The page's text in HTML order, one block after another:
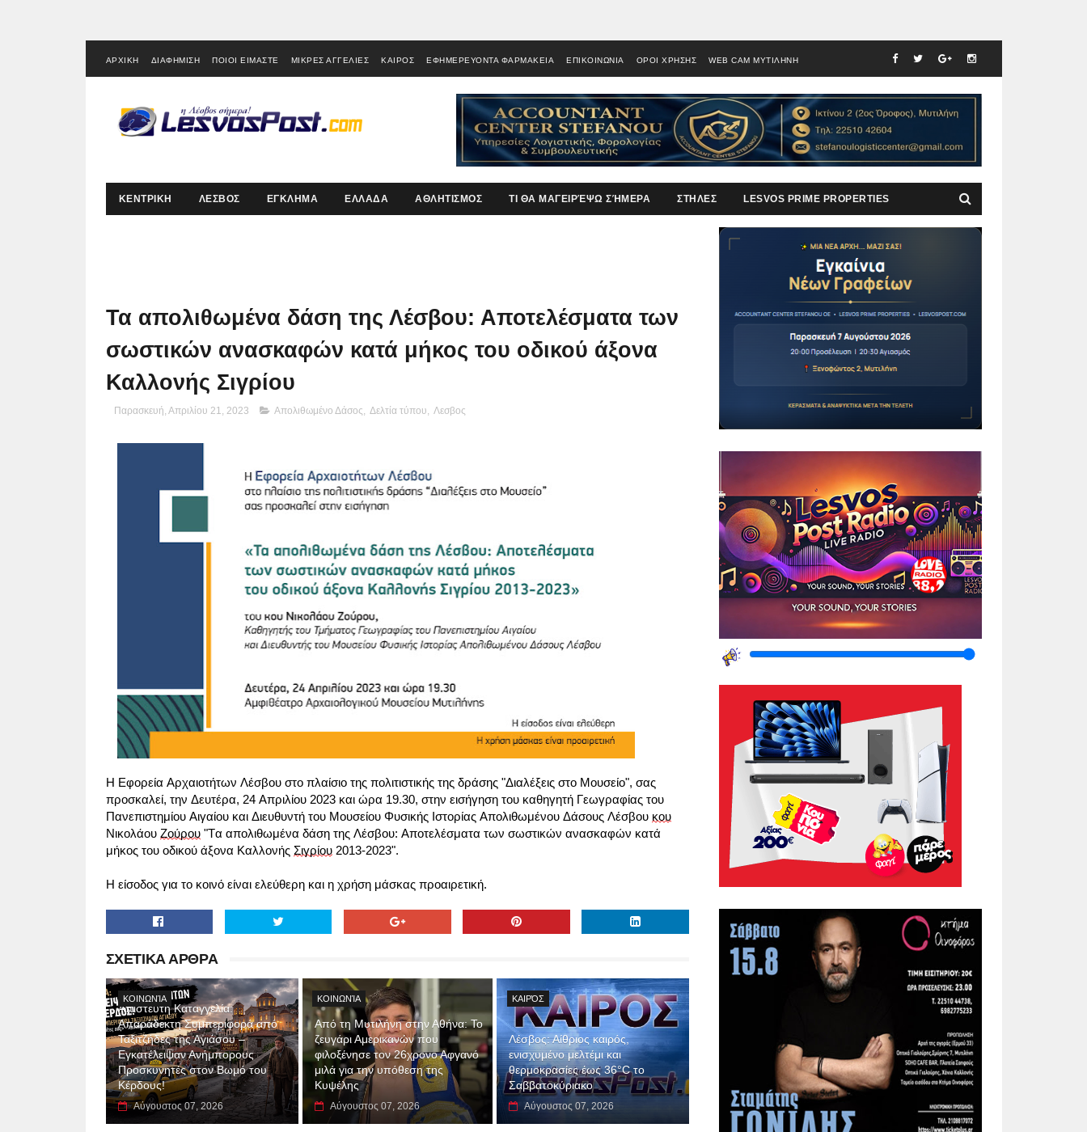
ΑΡΧΙΚΗ ΔΙΑΦΗΜΙΣΗ ΠΟΙΟΙ ΕΙΜΑΣΤΕ ΜΙΚΡΕΣ ΑΓΓΕΛΙΕΣ ΚΑΙΡΟΣ ΕΦΗΜΕΡΕΥΟΝΤΑ ΦΑΡΜΑΚΕΙΑ ΕΠΙΚΟΙΝΩΝΙΑ ΟΡΟΙ ΧΡΗΣΗΣ WEB CAM ΜΥΤΙΛΗΝΗ
ΚΕΝΤΡΙΚΗ ΛΕΣΒΟΣ ΕΓΚΛΗΜΑ ΕΛΛΑΔΑ ΑΘΛΗΤΙΣΜΟΣ ΤΙ ΘΑ ΜΑΓΕΙΡΈΨΩ ΣΉΜΕΡΑ ΣΤΗΛΕΣ LESVOS PRIME PROPERTIES
Τα απολιθωμένα δάση της Λέσβου: Αποτελέσματα των
σωστικών ανασκαφών κατά μήκος του οδικού άξονα
Καλλονής Σιγρίου
Παρασκευή, Απριλίου 21, 2023 Απολιθωμένο Δάσος, Δελτία τύπου, Λεσβος
Η Εφορεία Αρχαιοτήτων Λέσβου στο πλαίσιο της πολιτιστικής της δράσης "Διαλέξεις στο Μουσείο", σας
προσκαλεί, την Δευτέρα, 24 Απριλίου 2023 και ώρα 19.30, στην εισήγηση του καθηγητή Γεωγραφίας του
Πανεπιστημίου Αιγαίου και Διευθυντή του Μουσείου Φυσικής Ιστορίας Απολιθωμένου Δάσους Λέσβου κου
Νικολάου Ζούρου "Τα απολιθωμένα δάση της Λέσβου: Αποτελέσματα των σωστικών ανασκαφών κατά
μήκος του οδικού άξονα Καλλονής Σιγρίου 2013-2023".
Η είσοδος για το κοινό είναι ελεύθερη και η χρήση μάσκας προαιρετική.
ΣΧΕΤΙΚΑ ΑΡΘΡΑ
ΚΟΙΝΩΝΊΑ
Απίστευτη Καταγγελία:
Απαράδεκτη Συμπεριφορά από
Ταξιτζήδες της Αγιάσου –
Εγκατέλειψαν Ανήμπορους
Προσκυνητές στον Βωμό του
Κέρδους!
Αύγουστος 07, 2026
ΚΟΙΝΩΝΊΑ
Από τη Μυτιλήνη στην Αθήνα: Το
ζευγάρι Αμερικανών που
φιλοξένησε τον 26χρονο Αφγανό
μιλά για την υπόθεση της
Κυψέλης
Αύγουστος 07, 2026
ΚΑΙΡΌΣ
Λέσβος: Αίθριος καιρός,
ενισχυμένο μελτέμι και
θερμοκρασίες έως 36°C το
Σαββατοκύριακο
Αύγουστος 07, 2026